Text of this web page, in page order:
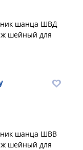
шанца ШВД
шейный для
шанца ШВВ
шейный для